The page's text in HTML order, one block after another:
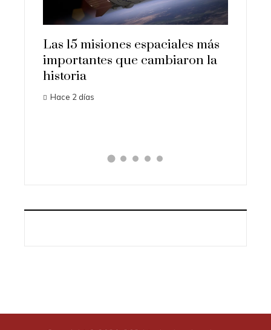
Las 15 misiones espaciales más
importantes que cambiaron la
historia
Hace 2 días